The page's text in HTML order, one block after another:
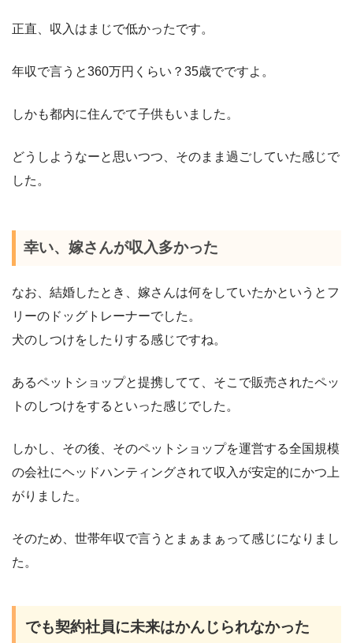
正直、収入はまじで低かったです。
年収で言うと360万円くらい？35歳でですよ。
しかも都内に住んでて子供もいました。
どうしようなーと思いつつ、そのまま過ごしていた感じで
した。
幸い、嫁さんが収入多かった
なお、結婚したとき、嫁さんは何をしていたかというとフ
リーのドッグトレーナーでした。
犬のしつけをしたりする感じですね。
あるペットショップと提携してて、そこで販売されたペッ
トのしつけをするといった感じでした。
しかし、その後、そのペットショップを運営する全国規模
の会社にヘッドハンティングされて収入が安定的にかつ上
がりました。
そのため、世帯年収で言うとまぁまぁって感じになりまし
た。
でも契約社員に未来はかんじられなかった